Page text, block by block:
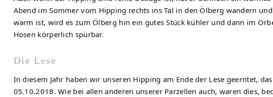
Abend im Sommer vom Hipping rechts ins Tal in den Ölberg wandern
warm ist, wird es zum Ölberg hin ein gutes Stück kühler und dann im
Hosen körperlich spürbar.
Die Lese
In diesem Jahr haben wir unseren Hipping am Ende der Lese geerntet,
05.10.2018. Wie bei allen anderen unserer Parzellen auch, waren dies,